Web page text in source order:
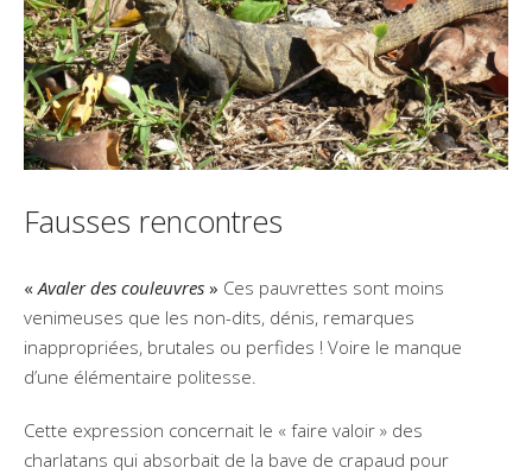
Fausses rencontres
«Avaler des couleuvres » Ces pauvrettes sont moins
venimeuses que les non-dits, dénis, remarques
inappropriées, brutales ou perfides ! Voire le manque
d’une élémentaire politesse.
Cette expression concernait le « faire valoir » des
charlatans qui absorbait de la bave de crapaud pour